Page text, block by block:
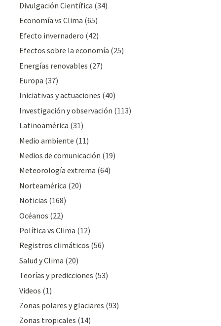
Divulgación Cientí­fica (34)
Economía vs Clima (65)
Efecto invernadero (42)
Efectos sobre la economía (25)
Energías renovables (27)
Europa (37)
Iniciativas y actuaciones (40)
Investigación y observación (113)
Latinoamérica (31)
Medio ambiente (11)
Medios de comunicación (19)
Meteorologí­a extrema (64)
Norteamérica (20)
Noticias (168)
Océanos (22)
Polí­tica vs Clima (12)
Registros climáticos (56)
Salud y Clima (20)
Teorías y predicciones (53)
Videos (1)
Zonas polares y glaciares (93)
Zonas tropicales (14)